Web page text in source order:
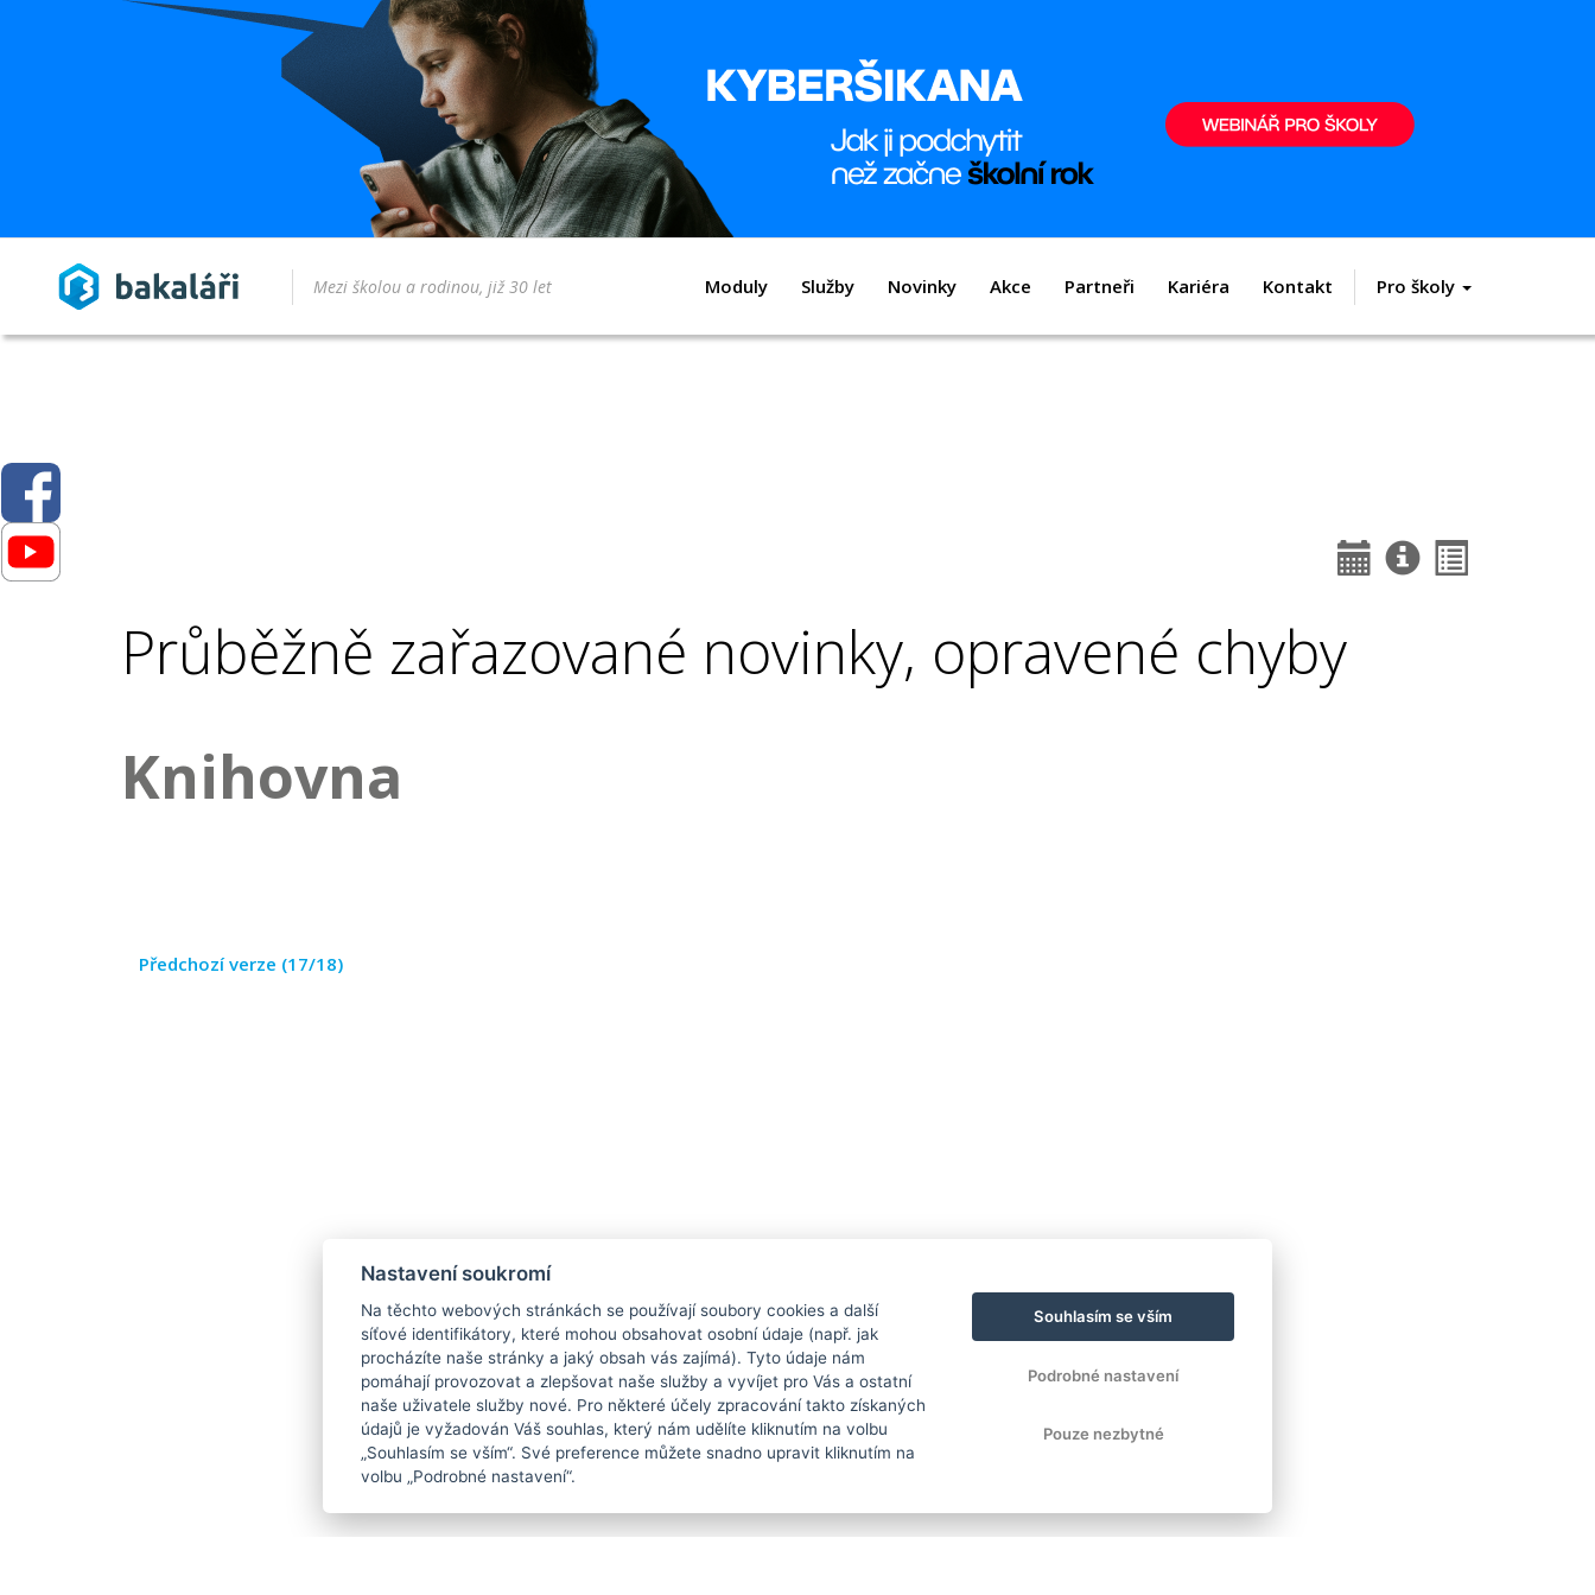
Moduly Služby Novinky Akce Partneři Kariéra Kontakt Pro školy
Průběžně zařazované novinky, opravené chyby
Knihovna
Předchozí verze (17/18)
Nastavení soukromí
Na těchto webových stránkách se používají soubory cookies a další
síťové identifikátory, které mohou obsahovat osobní údaje (např. jak
procházíte naše stránky a jaký obsah vás zajímá). Tyto údaje nám
pomáhají provozovat a zlepšovat naše služby a vyvíjet pro Vás a ostatní
naše uživatele služby nové. Pro některé účely zpracování takto získaných
údajů je vyžadován Váš souhlas, který nám udělíte kliknutím na volbu
„Souhlasím se vším“. Své preference můžete snadno upravit kliknutím na
volbu „Podrobné nastavení“.
Souhlasím se vším
Podrobné nastavení
Pouze nezbytné